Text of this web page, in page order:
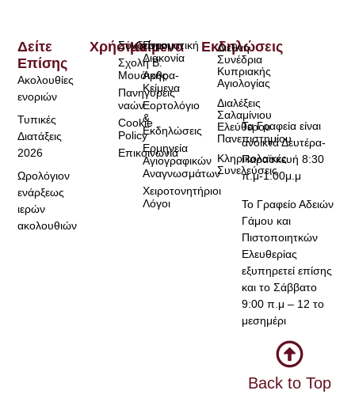
Τα Γραφεία είναι
ανοικτά Δευτέρα-
Παρασκευή 8:30
π.μ-1:00μ.μ
Το Γραφείο Αδειών
Γάμου και
Πιστοποιητκών
Ελευθερίας
εξυπηρετεί επίσης
και το Σάββατο
9:00 π.μ – 12 το
μεσημέρι
Back to Top
Χρήσιμα
Σύνδεσμοι
Σχολή Β.
Μουσικής
Πανηγύρεις
ναών
Cookie
Policy
Επικοινωνία
Κείμενα
Πνευματική
Διακονία
Άρθρα-
Κείμενα
Εορτολόγιο
&
Εκδηλώσεις
Ερμηνεία
Αγιογραφικών
Αναγνωσμάτων
Χειροτονητήριοι
Λόγοι
Δείτε
Επίσης
Ακολουθίες
ενοριών
Τυπικές
Διατάξεις
2026
Ωρολόγιον
ενάρξεως
ιερών
ακολουθιών
Εκδηλώσεις
Διεθνή
Συνέδρια
Κυπριακής
Αγιολογίας
Διαλέξεις
Σαλαμίνιου
Ελεύθερου
Πανεπιστημίου
Κληρικολαϊκές
Συνελεύσεις